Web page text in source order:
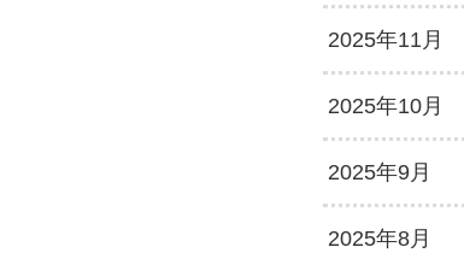
2025年11月
2025年10月
2025年9月
2025年8月